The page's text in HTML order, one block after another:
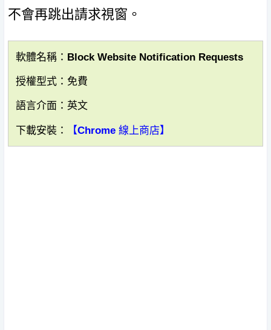
不會再跳出請求視窗。
軟體名稱：Block Website Notification Requests
授權型式：免費
語言介面：英文
下載安裝： 【Chrome 線上商店】